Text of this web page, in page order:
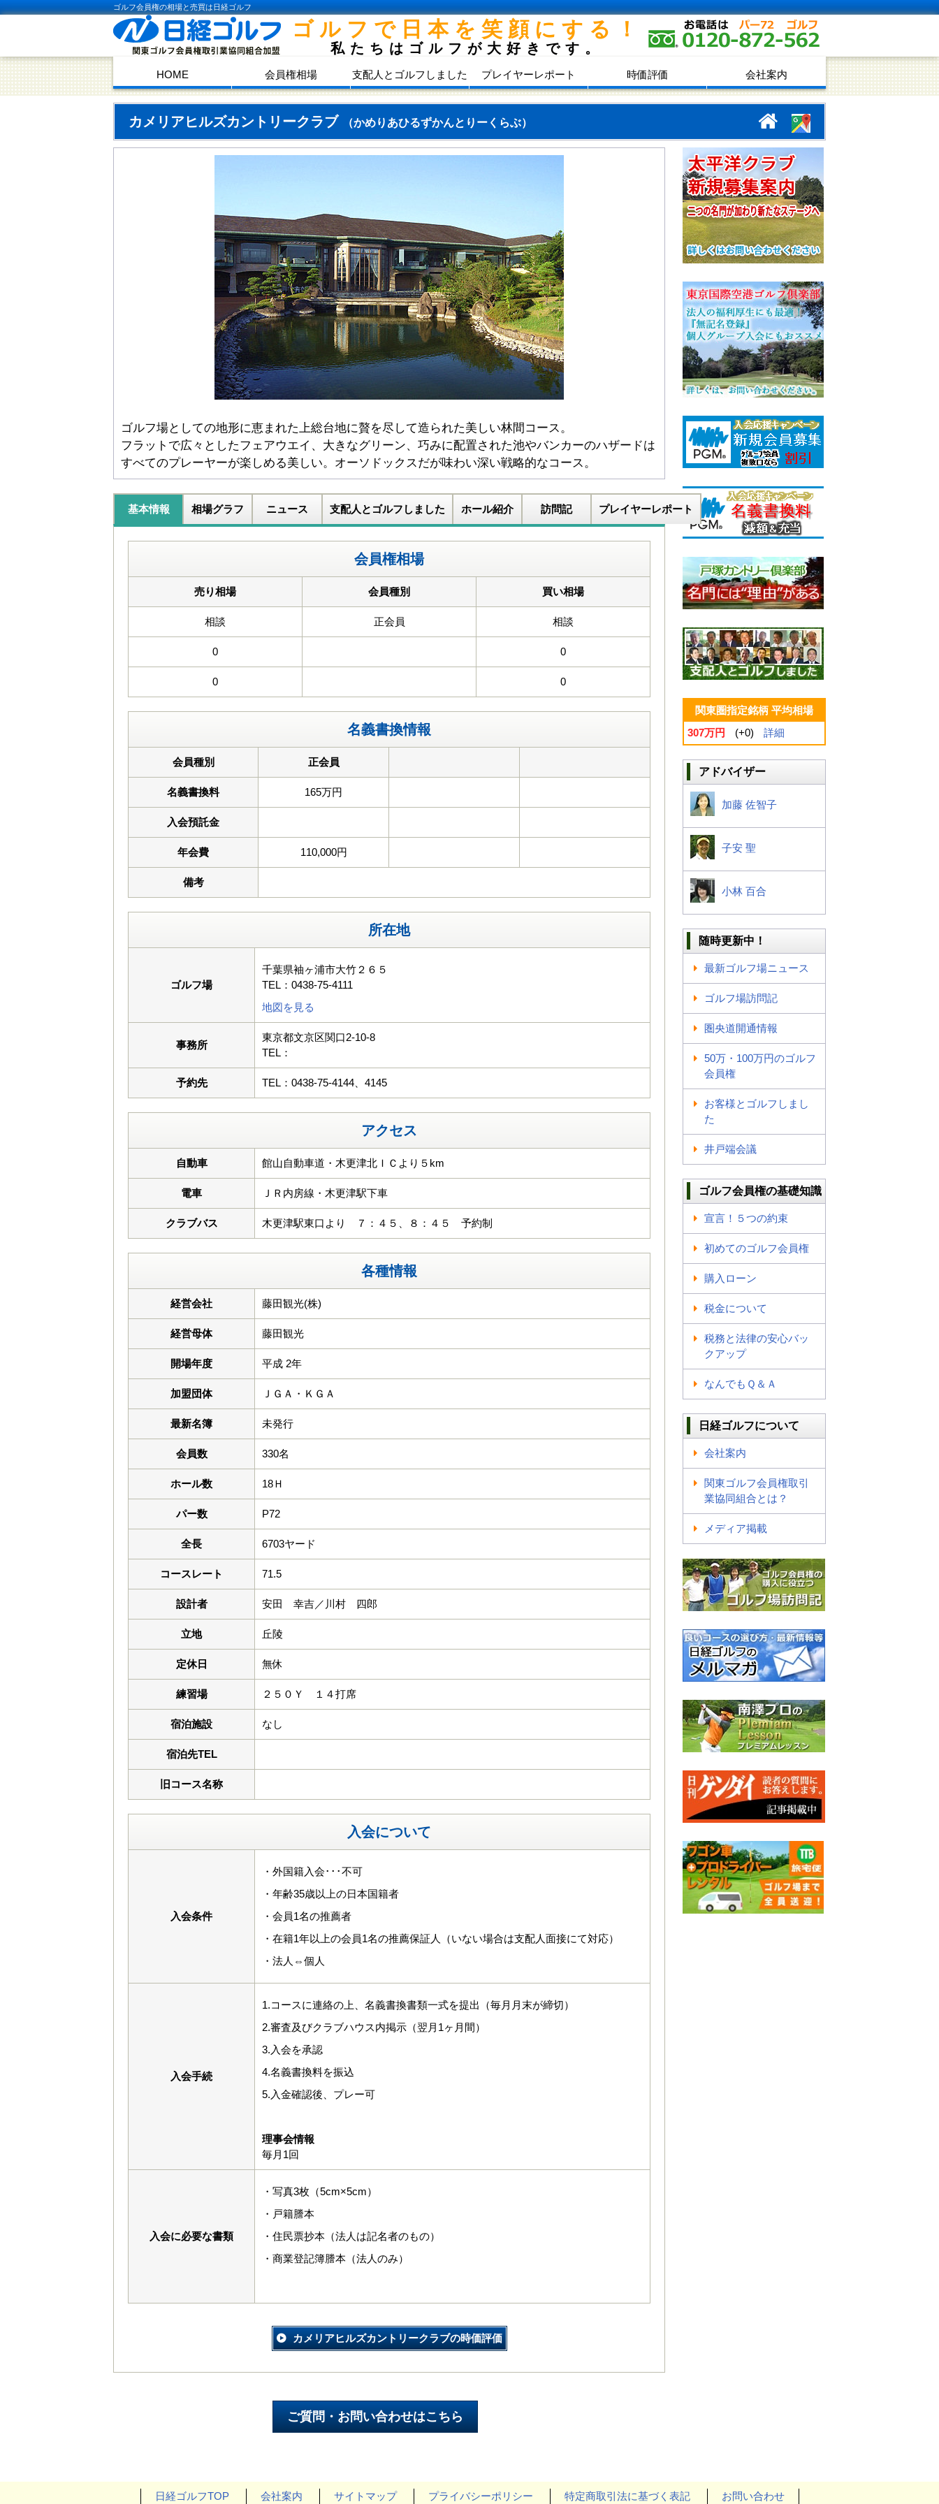
ゴルフ会員権の相場と売買は日経ゴルフ
ゴルフで日本を笑顔にする！
私たちはゴルフが大好きです。
HOME 会員権相場 支配人とゴルフしました プレイヤーレポート 時価評価 会社案内
カメリアヒルズカントリークラブ （かめりあひるずかんとりーくらぶ）
ゴルフ場としての地形に恵まれた上総台地に贅を尽して造られた美しい林間コース。
フラットで広々としたフェアウエイ、大きなグリーン、巧みに配置された池やバンカーのハザードは
すべてのプレーヤーが楽しめる美しい。オーソドックスだが味わい深い戦略的なコース。
基本情報 相場グラフ ニュース 支配人とゴルフしました ホール紹介 訪問記 プレイヤーレポート
会員権相場
売り相場 会員種別 買い相場
相談 正会員 相談
0 0
0 0
名義書換情報
会員種別 正会員
名義書換料 165万円
入会預託金
年会費 110,000円
備考
所在地
ゴルフ場
千葉県袖ヶ浦市大竹２６５
TEL：0438-75-4111
地図を見る
事務所
東京都文京区関口2-10-8
TEL：
予約先 TEL：0438-75-4144、4145
アクセス
自動車 館山自動車道・木更津北ＩＣより５km
電車 ＪＲ内房線・木更津駅下車
クラブバス 木更津駅東口より ７：４５、８：４５ 予約制
各種情報
経営会社 藤田観光(株)
経営母体 藤田観光
開場年度 平成 2年
加盟団体 ＪＧＡ・ＫＧＡ
最新名簿 未発行
会員数 330名
ホール数 18Ｈ
パー数 P72
全長 6703ヤード
コースレート 71.5
設計者 安田 幸吉／川村 四郎
立地 丘陵
定休日 無休
練習場 ２５０Ｙ １４打席
宿泊施設 なし
宿泊先TEL
旧コース名称
入会について
入会条件
・外国籍入会･･･不可
・年齢35歳以上の日本国籍者
・会員1名の推薦者
・在籍1年以上の会員1名の推薦保証人（いない場合は支配人面接にて対応）
・法人⇔個人
入会手続
1.コースに連絡の上、名義書換書類一式を提出（毎月月末が締切）
2.審査及びクラブハウス内掲示（翌月1ヶ月間）
3.入会を承認
4.名義書換料を振込
5.入金確認後、プレー可
理事会情報
毎月1回
入会に必要な書類
・写真3枚（5cm×5cm）
・戸籍謄本
・住民票抄本（法人は記名者のもの）
・商業登記簿謄本（法人のみ）
カメリアヒルズカントリークラブの時価評価
関東圏指定銘柄 平均相場
307万円
(+0) 詳細
アドバイザー
加藤 佐智子
子安 聖
小林 百合
随時更新中！
最新ゴルフ場ニュース
ゴルフ場訪問記
圏央道開通情報
50万・100万円のゴルフ
会員権
お客様とゴルフしまし
た
井戸端会議
ゴルフ会員権の基礎知識
宣言！５つの約束
初めてのゴルフ会員権
購入ローン
税金について
税務と法律の安心バッ
クアップ
なんでもＱ＆Ａ
日経ゴルフについて
会社案内
関東ゴルフ会員権取引
業協同組合とは？
メディア掲載
日経ゴルフTOP 会社案内 サイトマップ プライバシーポリシー 特定商取引法に基づく表記 お問い合わせ